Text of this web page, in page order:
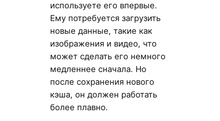
используете его впервые.
Ему потребуется загрузить
новые данные, такие как
изображения и видео, что
может сделать его немного
медленнее сначала. Но
после сохранения нового
кэша, он должен работать
более плавно.